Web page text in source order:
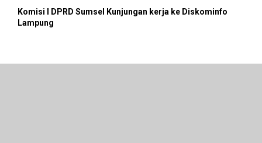
Komisi I DPRD Sumsel Kunjungan kerja ke Diskominfo
Lampung